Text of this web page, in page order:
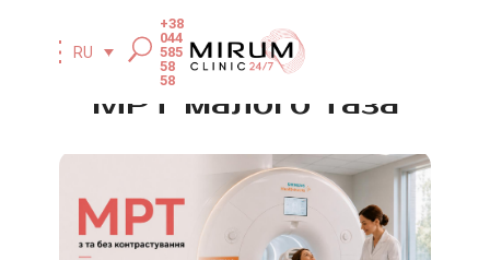
RU
+38
044
585
58
58
МРТ малого таза